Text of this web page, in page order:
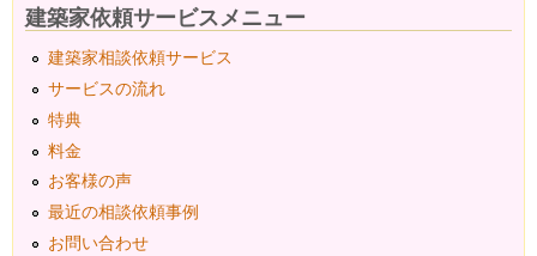
建築家依頼サービスメニュー
建築家相談依頼サービス
サービスの流れ
特典
料金
お客様の声
最近の相談依頼事例
お問い合わせ